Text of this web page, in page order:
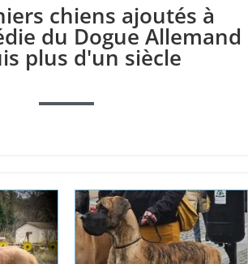
chiens ajoutés à
du Dogue Allemand
plus d'un siècle